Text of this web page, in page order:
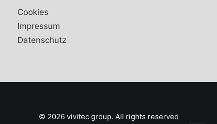
Cookies
Impressum
Datenschutz
© 2026 vivitec group. All rights reserved